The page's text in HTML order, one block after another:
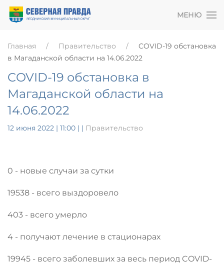
МЕНЮ
Главная Правительство
COVID-19 обстановка
в Магаданской области на 14.06.2022
COVID-19 обстановка в
Магаданской области на
14.06.2022
12 июня 2022 | 11:00 | | Правительство
0 - новые случаи за сутки
19538 - всего выздоровело
403 - всего умерло
4 - получают лечение в стационарах
19945 - всего заболевших за весь период COVID-